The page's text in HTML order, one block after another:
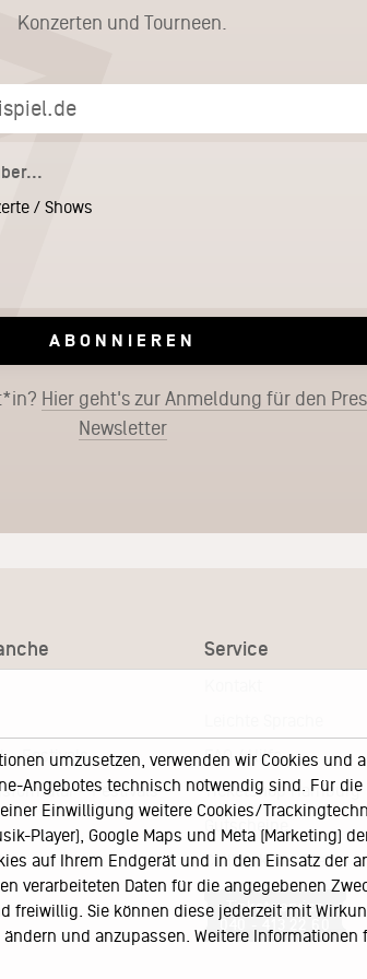
Konzerten und Tourneen.
/ Shows
ABONNIEREN
Hier geht's zur Anmeldung für den
Newsletter
– Festivals
– Festivals
Service
FAQ / Hilfe
Ticketshop Hamburg
Gutscheine
Callback-Service
Ticketservice
040 - 413 22 60
umzusetzen, verwenden wir Cookies und
Angebotes technisch notwendig sind. Für
Einwilligung weitere Cookies/
Player), Google Maps und Meta (Marketing)
auf Ihrem Endgerät und in den Einsatz der
verarbeiteten Daten für die angegebenen
freiwillig. Sie können diese jederzeit mit
und anzupassen. Weitere